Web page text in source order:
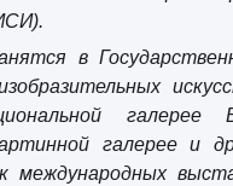
в
галерее
галерее и
международных